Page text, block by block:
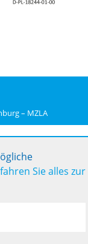
Sie alles zur
– MZLA